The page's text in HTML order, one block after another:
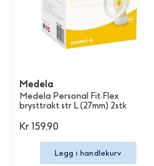
Medela
Medela Personal Fit Flex
brysttrakt str L (27mm) 2stk
Kr 159,90
Legg i handlekurv